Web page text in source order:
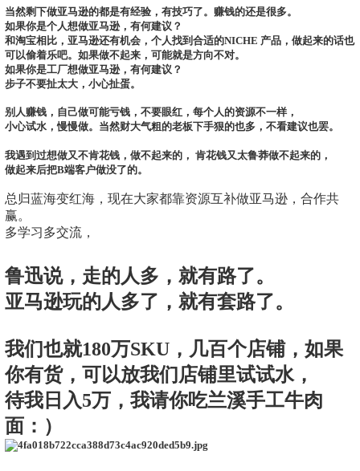
当然剩下做亚马逊的都是有经验，有技巧了。赚钱的还是很多。
如果你是个人想做亚马逊，有何建议？
和淘宝相比，亚马逊还有机会，个人找到合适的NICHE 产品，做起来的话也
可以偷着乐吧。如果做不起来，可能就是方向不对。
如果你是工厂想做亚马逊，有何建议？
步子不要扯太大，小心扯蛋。
别人赚钱，自己做可能亏钱，不要眼红，每个人的资源不一样，
小心试水，慢慢做。当然财大气粗的老板下手狠的也多，不看建议也罢。
我遇到过想做又不肯花钱，做不起来的， 肯花钱又太鲁莽做不起来的，
做起来后把B端客户做没了的。
总归蓝海变红海，现在大家都靠资源互补做亚马逊，合作共
赢。
多学习多交流，
鲁迅说，走的人多，就有路了。
亚马逊玩的人多了，就有套路了。
我们也就180万SKU，几百个店铺，如果
你有货，可以放我们店铺里试试水，
待我日入5万，我请你吃兰溪手工牛肉
面：）